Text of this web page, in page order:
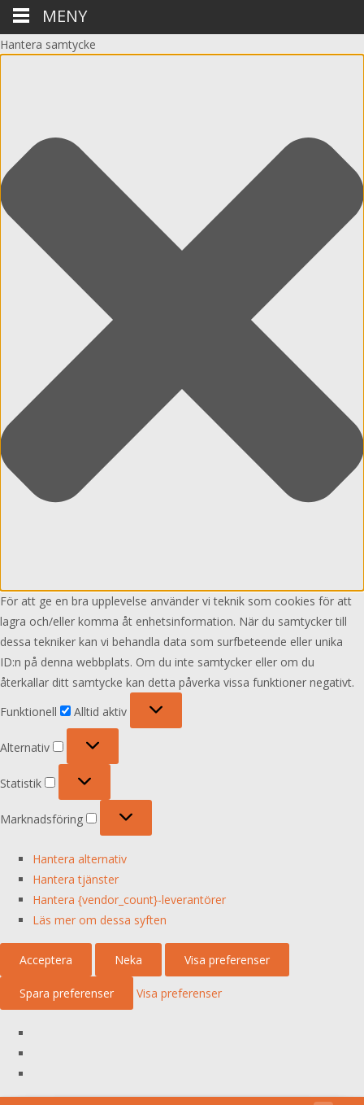
Hantera samtycke
För att ge en bra upplevelse använder vi teknik som cookies för att
lagra och/eller komma åt enhetsinformation. När du samtycker till
dessa tekniker kan vi behandla data som surfbeteende eller unika
ID:n på denna webbplats. Om du inte samtycker eller om du
återkallar ditt samtycke kan detta påverka vissa funktioner negativt.
Funktionell
Alltid aktiv
Alternativ
Statistik
Marknadsföring
Hantera alternativ
Hantera tjänster
Hantera {vendor_count}-leverantörer
Läs mer om dessa syften
Acceptera Neka Visa preferenser
Spara preferenser Visa preferenser
MENY